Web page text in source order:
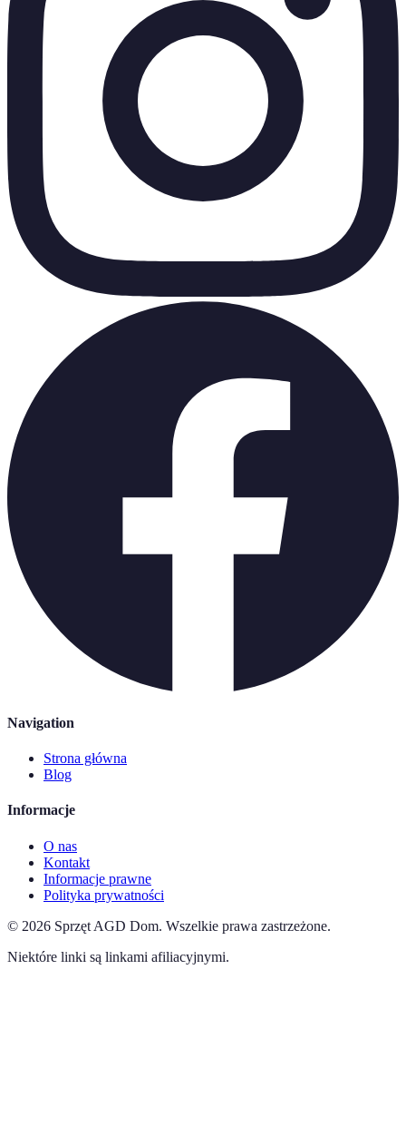
Navigation
Strona główna
Blog
Informacje
O nas
Kontakt
Informacje prawne
Polityka prywatności
© 2026 Sprzęt AGD Dom. Wszelkie prawa zastrzeżone.
Niektóre linki są linkami afiliacyjnymi.